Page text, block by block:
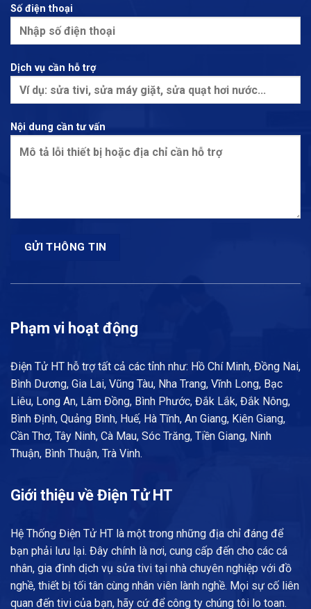
Số điện thoại
Dịch vụ cần hỗ trợ
Nội dung cần tư vấn
Phạm vi hoạt động
Điện Tử HT hỗ trợ tất cả các tỉnh như: Hồ Chí Minh, Đồng Nai,
Bình Dương, Gia Lai, Vũng Tàu, Nha Trang, Vĩnh Long, Bạc
Liêu, Long An, Lâm Đồng, Bình Phước, Đắk Lắk, Đắk Nông,
Bình Định, Quảng Bình, Huế, Hà Tĩnh, An Giang, Kiên Giang,
Cần Thơ, Tây Ninh, Cà Mau, Sóc Trăng, Tiền Giang, Ninh
Thuận, Bình Thuận, Trà Vinh.
Giới thiệu về Điện Tử HT
Hệ Thống Điện Tử HT là một trong những địa chỉ đáng để
bạn phải lưu lại. Đây chính là nơi, cung cấp đến cho các cá
nhân, gia đình dịch vụ sửa tivi tại nhà chuyên nghiệp với đồ
nghề, thiết bị tối tân cùng nhân viên lành nghề. Mọi sự cố liên
quan đến tivi của bạn, hãy cứ để công ty chúng tôi lo toan.